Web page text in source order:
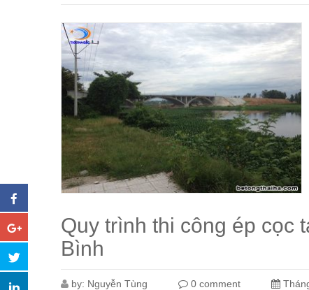
Quy trình thi công ép cọc
Bình
by: Nguyễn Tùng 0 comment